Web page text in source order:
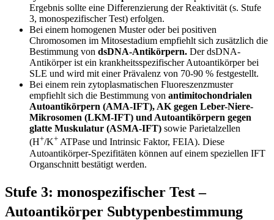
Ergebnis sollte eine Differenzierung der Reaktivität (s. Stufe
3, monospezifischer Test) erfolgen.
Bei einem homogenen Muster oder bei positiven
Chromosomen im Mitosestadium empfiehlt sich zusätzlich die
Be­stimmung von dsDNA-Antikörpern. Der dsDNA-
Antikörper ist ein krankheitsspezifischer Autoantikörper bei
SLE und wird mit einer Prävalenz von 70-90 % festgestellt.
Bei einem rein zytoplasmatischen Fluoreszenzmuster
empfiehlt sich die Bestimmung von antimitochondrialen
Au­toantikörpern (AMA-IFT), AK gegen Leber-Niere-
Mikrosomen (LKM-IFT) und Autoantikörpern gegen
glatte Mus­kulatur (ASMA-IFT) sowie Parietalzellen
(H+/K+ ATPase und Intrinsic Faktor, FEIA). Diese
Autoantikörper-Spezifi­täten können auf einem speziellen IFT
Organschnitt bestätigt werden.
Stufe 3: monospezifischer Test –
Autoantikörper Subtypenbestimmung